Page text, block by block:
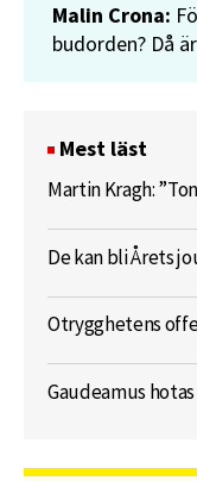
Malin Crona:
budorden? Då
Mest läst
Martin Kragh:
De kan bli Årets
Otrygghetens
Gaudeamus